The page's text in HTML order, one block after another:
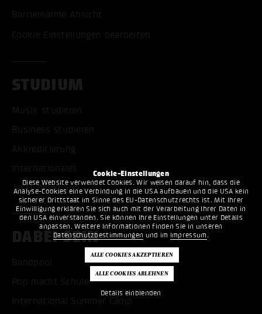
Cookie-Einstellungen
Diese Website verwendet Cookies. Wir weisen darauf hin, dass die
Analyse-Cookies eine Verbindung in die USA aufbauen und die USA kein
sicherer Drittstaat im Sinne des EU-Datenschutzrechts ist. Mit Ihrer
Einwilligung erklären Sie sich auch mit der Verarbeitung Ihrer Daten in
den USA einverstanden. Sie können Ihre Einstellungen unter Details
anpassen. Weitere Informationen finden Sie in unseren
Datenschutzbestimmungen und im Impressum .
Details einblenden
Barrierearme Ansicht
Cookie Einstellungen bearbeiten
STUDIUM
Musik studieren
Business studieren
Akkreditierung
Internationales
Jetzt bewerben
DABEI SEIN
Bandpool
Pop macht Schule
International Summer Camp